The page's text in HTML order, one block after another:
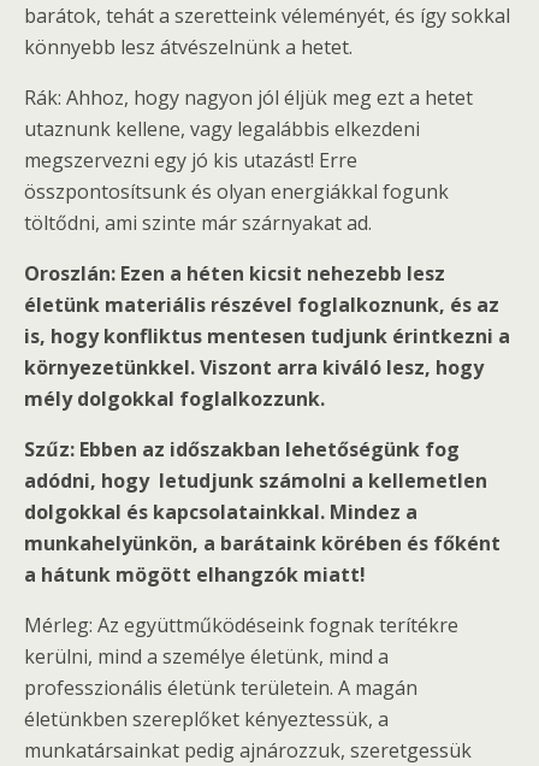
barátok, tehát a szeretteink véleményét, és így sokkal
könnyebb lesz átvészelnünk a hetet.
Rák: Ahhoz, hogy nagyon jól éljük meg ezt a hetet
utaznunk kellene, vagy legalábbis elkezdeni
megszervezni egy jó kis utazást! Erre
összpontosítsunk és olyan energiákkal fogunk
töltődni, ami szinte már szárnyakat ad.
Oroszlán: Ezen a héten kicsit nehezebb lesz
életünk materiális részével foglalkoznunk, és az
is, hogy konfliktus mentesen tudjunk érintkezni a
környezetünkkel. Viszont arra kiváló lesz, hogy
mély dolgokkal foglalkozzunk.
Szűz: Ebben az időszakban lehetőségünk fog
adódni, hogy letudjunk számolni a kellemetlen
dolgokkal és kapcsolatainkkal. Mindez a
munkahelyünkön, a barátaink körében és főként
a hátunk mögött elhangzók miatt!
Mérleg: Az együttműködéseink fognak terítékre
kerülni, mind a személye életünk, mind a
professzionális életünk területein. A magán
életünkben szereplőket kényeztessük, a
munkatársainkat pedig ajnározzuk, szeretgessük